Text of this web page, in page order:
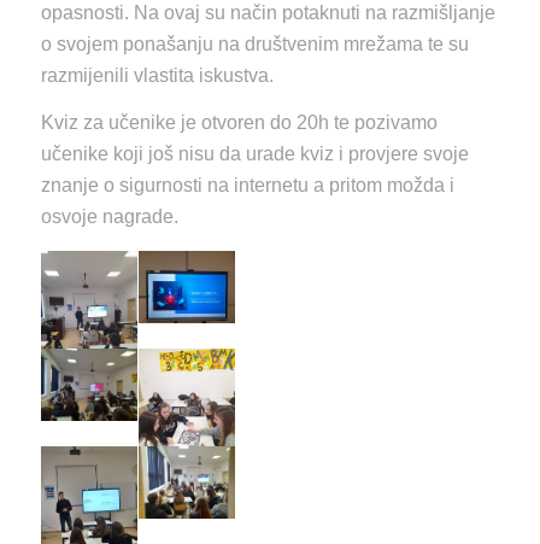
opasnosti. Na ovaj su način potaknuti na razmišljanje
o svojem ponašanju na društvenim mrežama te su
razmijenili vlastita iskustva.
Kviz za učenike je otvoren do 20h te pozivamo
učenike koji još nisu da urade kviz i provjere svoje
znanje o sigurnosti na internetu a pritom možda i
osvoje nagrade.